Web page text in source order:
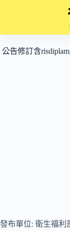
內
公告修訂含
發布單位: 衛生福利